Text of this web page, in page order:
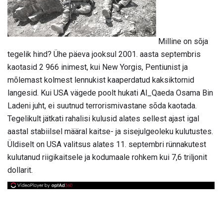
Milline on sõja
tegelik hind? Ühe päeva jooksul 2001. aasta septembris
kaotasid 2 966 inimest, kui New Yorgis, Pentiunist ja
mõlemast kolmest lennukist kaaperdatud kaksiktornid
langesid. Kui USA vägede poolt hukati Al_Qaeda Osama Bin
Ladeni juht, ei suutnud terrorismivastane sõda kaotada.
Tegelikult jätkati rahalisi kulusid alates sellest ajast igal
aastal stabiilsel määral kaitse- ja sisejulgeoleku kulutustes.
Üldiselt on USA valitsus alates 11. septembri rünnakutest
kulutanud riigikaitsele ja kodumaale rohkem kui 7,6 triljonit
dollarit.